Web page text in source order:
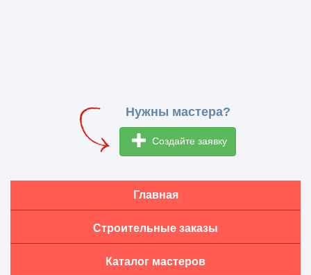
Нужны мастера?
Создайте заявку
Главная
Строительные заказы
Каталог мастеров